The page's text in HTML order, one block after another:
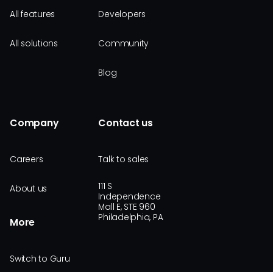
All features
All solutions
Developers
Community
Blog
Company
Careers
About us
More
Switch to Guru
Contact us
Talk to sales
111 S
Independence
Mall E, STE 960
Philadelphia, PA